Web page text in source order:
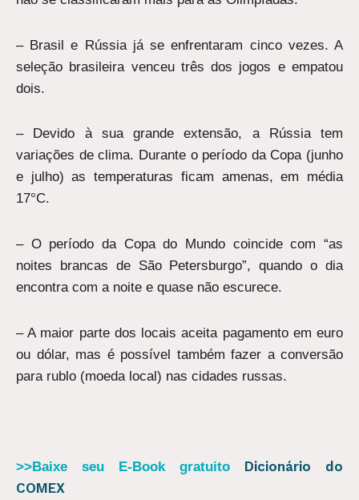
– Brasil e Rússia já se enfrentaram cinco vezes. A
seleção brasileira venceu três dos jogos e empatou
dois.
– Devido à sua grande extensão, a Rússia tem
variações de clima. Durante o período da Copa (junho
e julho) as temperaturas ficam amenas, em média
17°C.
– O período da Copa do Mundo coincide com “as
noites brancas de São Petersburgo”, quando o dia
encontra com a noite e quase não escurece.
– A maior parte dos locais aceita pagamento em euro
ou dólar, mas é possível também fazer a conversão
para rublo (moeda local) nas cidades russas.
>>Baixe seu E-Book gratuito Dicionário do
COMEX